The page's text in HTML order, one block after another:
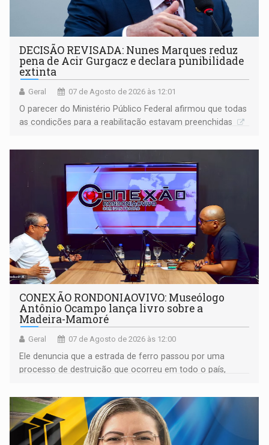
DECISÃO REVISADA: Nunes Marques reduz
pena de Acir Gurgacz e declara punibilidade
extinta
Geral 07 de Agosto de 2026 às 12:01
O parecer do Ministério Público Federal afirmou que todas
as condições para a reabilitação estavam preenchidas
CONEXÃO RONDONIAOVIVO: Museólogo
Antônio Ocampo lança livro sobre a
Madeira-Mamoré
Geral 07 de Agosto de 2026 às 12:00
Ele denuncia que a estrada de ferro passou por uma
processo de destruição que ocorreu em todo o país,